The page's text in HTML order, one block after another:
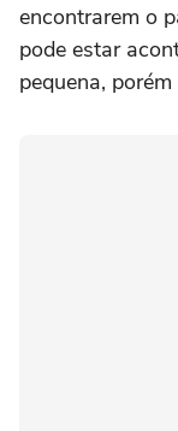
encontrarem o
pode estar
pequena,